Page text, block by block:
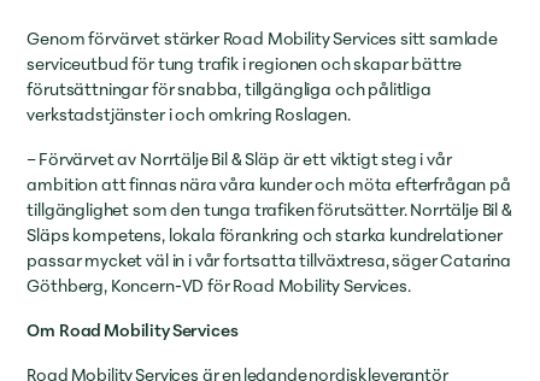
Genom förvärvet stärker Road Mobility Services sitt samlade
serviceutbud för tung trafik i regionen och skapar bättre
förutsättningar för snabba, tillgängliga och pålitliga
verkstadstjänster i och omkring Roslagen.
– Förvärvet av Norrtälje Bil & Släp är ett viktigt steg i vår
ambition att finnas nära våra kunder och möta efterfrågan på
tillgänglighet som den tunga trafiken förutsätter. Norrtälje Bil &
Släps kompetens, lokala förankring och starka kundrelationer
passar mycket väl in i vår fortsatta tillväxtresa, säger Catarina
Göthberg, Koncern-VD för Road Mobility Services.
Om Road Mobility Services
Road Mobility Services är en ledande nordisk leverantör